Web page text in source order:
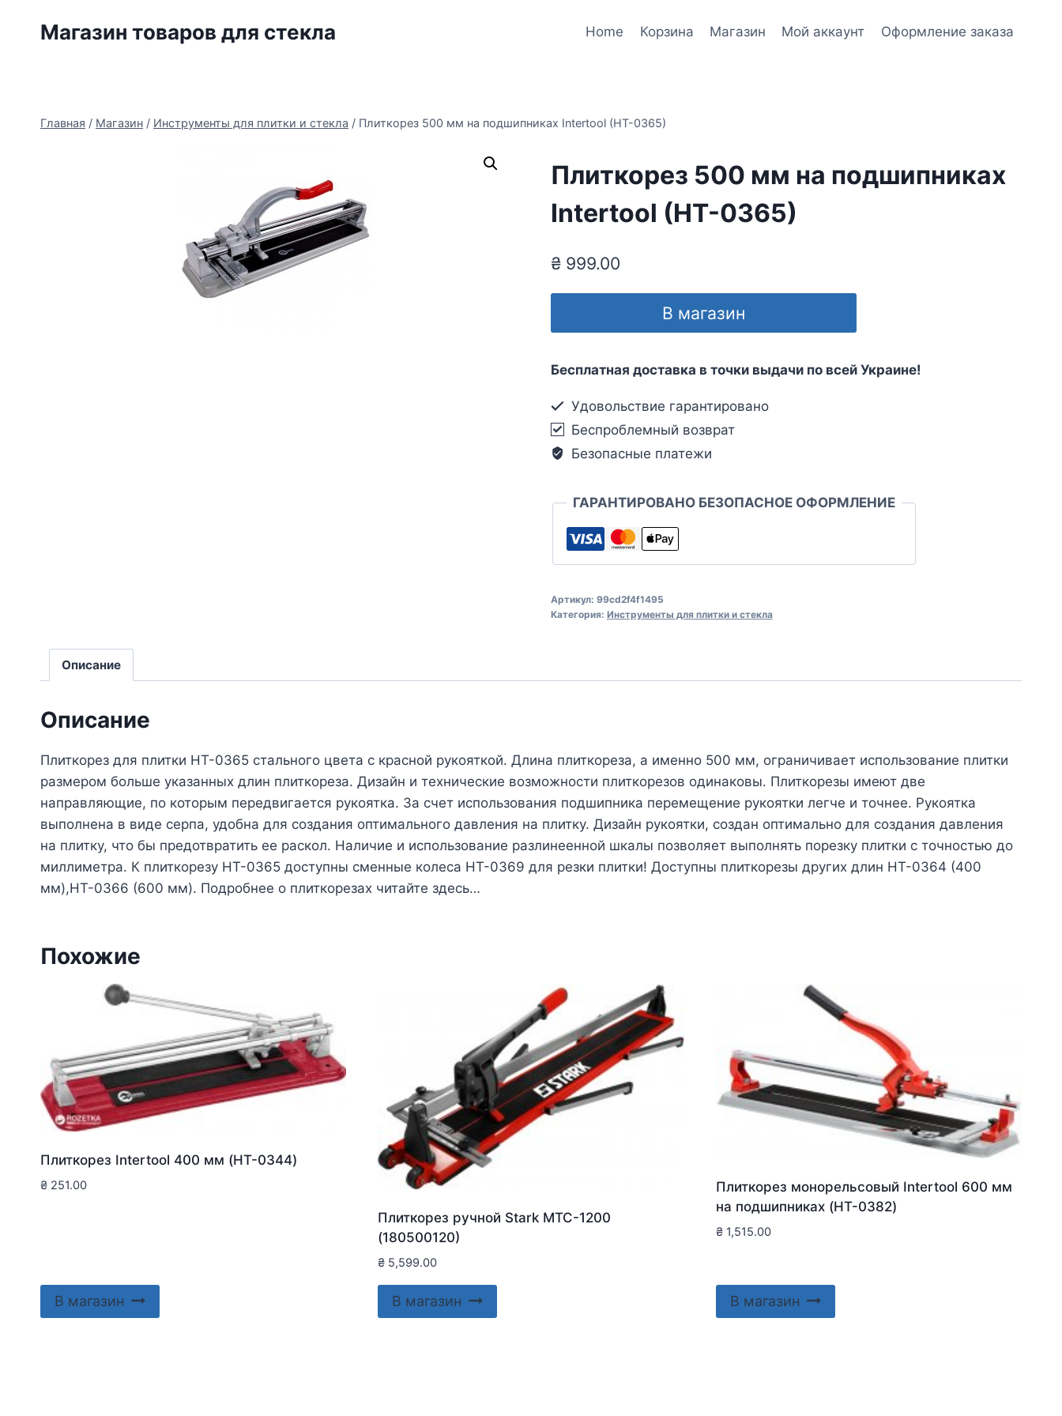
Магазин товаров для стекла Home Корзина Магазин Мой аккаунт Оформление заказа
Главная / Магазин / Инструменты для плитки и стекла / Плиткорез 500 мм на подшипниках Intertool (HT-0365)
Плиткорез 500 мм на подшипниках
Intertool (HT-0365)
₴999.00
В магазин
Бесплатная доставка в точки выдачи по всей Украине!
Удовольствие гарантировано
Беспроблемный возврат
Безопасные платежи
ГАРАНТИРОВАНО БЕЗОПАСНОЕ ОФОРМЛЕНИЕ
Артикул: 99cd2f4f1495
Категория: Инструменты для плитки и стекла
Описание
Описание
Плиткорез для плитки HT-0365 стального цвета с красной рукояткой. Длина плиткореза, а именно 500 мм, ограничивает использование плитки
размером больше указанных длин плиткореза. Дизайн и технические возможности плиткорезов одинаковы. Плиткорезы имеют две
направляющие, по которым передвигается рукоятка. За счет использования подшипника перемещение рукоятки легче и точнее. Рукоятка
выполнена в виде серпа, удобна для создания оптимального давления на плитку. Дизайн рукоятки, создан оптимально для создания давления
на плитку, что бы предотвратить ее раскол. Наличие и использование разлинеенной шкалы позволяет выполнять порезку плитки с точностью до
миллиметра. К плиткорезу HT-0365 доступны сменные колеса HT-0369 для резки плитки! Доступны плиткорезы других длин HT-0364 (400
мм),HT-0366 (600 мм). Подробнее о плиткорезах читайте здесь…
Похожие
Плиткорез Intertool 400 мм (HT-0344)
₴ 251.00
В магазин
Плиткорез ручной Stark MTC-1200
(180500120)
₴ 5,599.00
В магазин
Плиткорез монорельсовый Intertool 600 мм
на подшипниках (HT-0382)
₴1,515.00
В магазин